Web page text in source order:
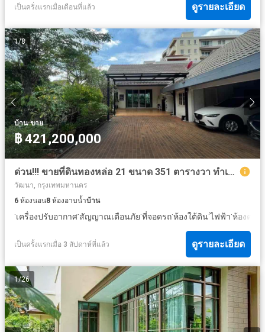
เป็นครั่งแรกเมื่อเดือนที่แล้ว ดูรายละเอียด
1/8
บ้าน·ขาย
฿ 421,200,000
ด่วน!!! ขายที่ดินทองหล่อ 21 ขนาด 351 ตารางวา ทำเลทองของนักลงทุน ใกล้ The Commons เพียง 5นาที ▪️ขายตารางวาละ 1,200,000 บาท ยกแปลงสุทธิ 421,200,000 บาท
วัฒนา, กรุงเทพมหานคร
6 ห้องนอน8 ห้องอาบน้ำบ้าน
·เครื่องปรับอากาศ·สัญญาณเตือนภัย·ที่จอดรถ·ห้องใต้ดิน·ไฟฟ้า·ห้องครั
เป็นครั้งแรกเมื่อ 3 สัปดาห์ที่แล้ว ดูรายละเอียด
1/26